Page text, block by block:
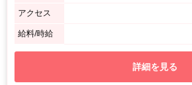
アクセス
給料/時給
詳細を見る